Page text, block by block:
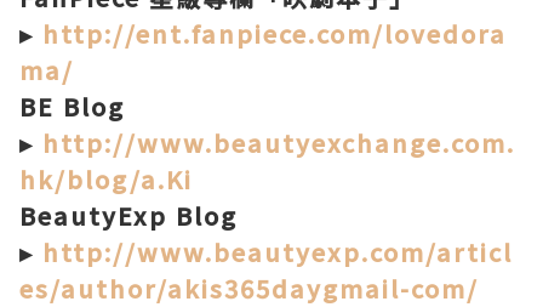
▸ http://ent.fanpiece.com/lovedora
ma/
BE Blog
▸ http://www.beautyexchange.com.
hk/blog/a.Ki
BeautyExp Blog
▸ http://www.beautyexp.com/articl
es/author/akis365daygmail-com/